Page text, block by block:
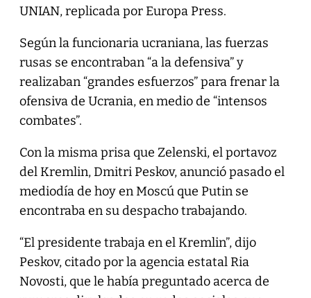
UNIAN, replicada por Europa Press.
Según la funcionaria ucraniana, las fuerzas
rusas se encontraban “a la defensiva” y
realizaban “grandes esfuerzos” para frenar la
ofensiva de Ucrania, en medio de “intensos
combates”.
Con la misma prisa que Zelenski, el portavoz
del Kremlin, Dmitri Peskov, anunció pasado el
mediodía de hoy en Moscú que Putin se
encontraba en su despacho trabajando.
“El presidente trabaja en el Kremlin”, dijo
Peskov, citado por la agencia estatal Ria
Novosti, que le había preguntado acerca de